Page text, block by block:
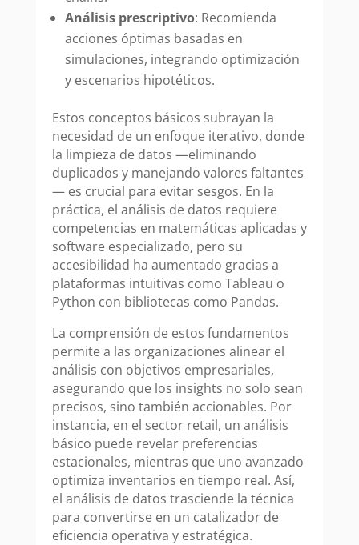
Análisis prescriptivo: Recomienda
acciones óptimas basadas en
simulaciones, integrando optimización
y escenarios hipotéticos.
Estos conceptos básicos subrayan la
necesidad de un enfoque iterativo, donde
la limpieza de datos —eliminando
duplicados y manejando valores faltantes
— es crucial para evitar sesgos. En la
práctica, el análisis de datos requiere
competencias en matemáticas aplicadas y
software especializado, pero su
accesibilidad ha aumentado gracias a
plataformas intuitivas como Tableau o
Python con bibliotecas como Pandas.
La comprensión de estos fundamentos
permite a las organizaciones alinear el
análisis con objetivos empresariales,
asegurando que los insights no solo sean
precisos, sino también accionables. Por
instancia, en el sector retail, un análisis
básico puede revelar preferencias
estacionales, mientras que uno avanzado
optimiza inventarios en tiempo real. Así,
el análisis de datos trasciende la técnica
para convertirse en un catalizador de
eficiencia operativa y estratégica.